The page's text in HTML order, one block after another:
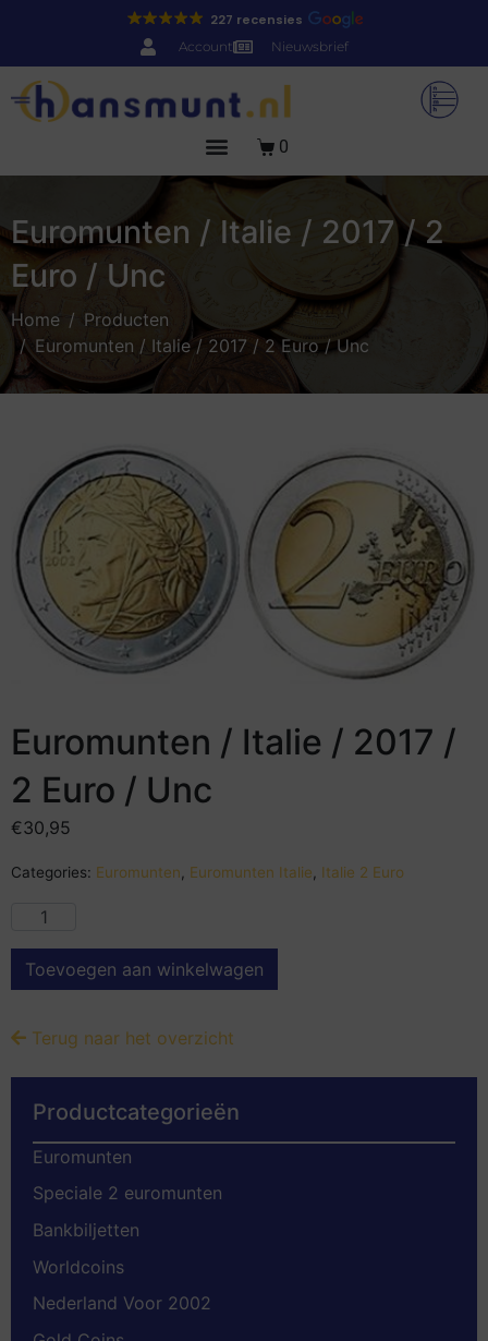
227 recensies
Account Nieuwsbrief
0
Euromunten / Italie / 2017 / 2
Euro / Unc
Home
Producten
Euromunten / Italie / 2017 / 2 Euro / Unc
Euromunten / Italie / 2017 /
2 Euro / Unc
€30,95
Categories: Euromunten, Euromunten Italie, Italie 2 Euro
Toevoegen aan winkelwagen
Terug naar het overzicht
Productcategorieën
Euromunten
Speciale 2 euromunten
Bankbiljetten
Worldcoins
Nederland Voor 2002